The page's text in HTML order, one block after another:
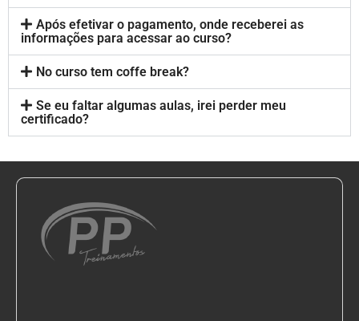
Após efetivar o pagamento, onde receberei as
informações para acessar ao curso?
No curso tem coffe break?
Se eu faltar algumas aulas, irei perder meu
certificado?